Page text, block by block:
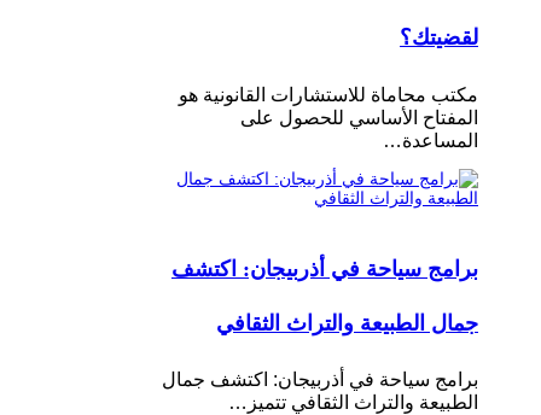
لقضيتك؟
مكتب محاماة للاستشارات القانونية هو
المفتاح الأساسي للحصول على
المساعدة…
برامج سياحة في أذربيجان: اكتشف
جمال الطبيعة والتراث الثقافي
برامج سياحة في أذربيجان: اكتشف جمال
الطبيعة والتراث الثقافي تتميز…